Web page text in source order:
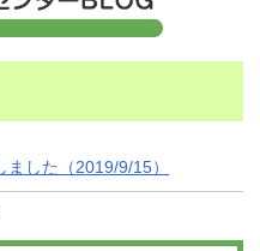
した（2019/9/15）